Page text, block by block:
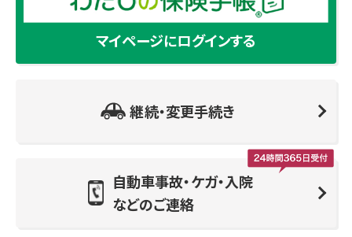
マイページにログインする
継続・変更手続き
自動車事故・ケガ・入院
などのご連絡